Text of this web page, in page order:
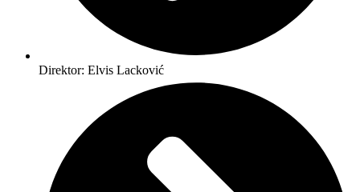
Direktor: Elvis Lacković